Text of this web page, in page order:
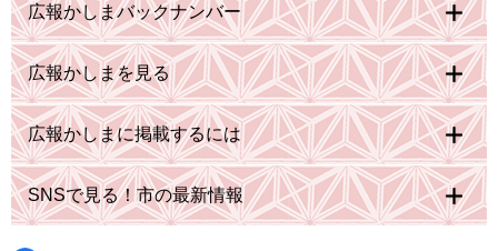
広報かしまバックナンバー
広報かしまを見る
広報かしまに掲載するには
SNSで見る！市の最新情報